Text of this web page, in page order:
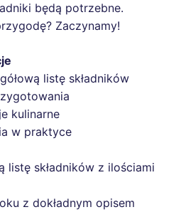
będą potrzebne.
Zaczynamy!
listę składników
kulinarne
w praktyce
listę składników z ilościami
z dokładnym opisem